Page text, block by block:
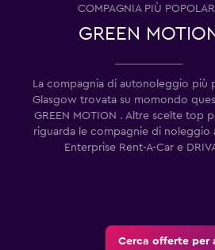
COMPAGNIA PIÙ
GREEN
La compagnia di autonoleggio più
Glasgow trovata su momondo
GREEN MOTION . Altre scelte top
riguarda le compagnie di noleggio
Enterprise Rent-A-Car e
Cerca offerte per